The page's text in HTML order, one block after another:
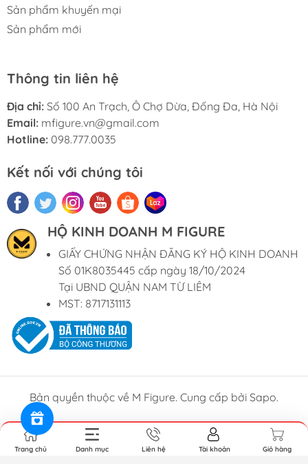
Sản phẩm khuyến mại
Sản phẩm mới
Thông tin liên hệ
Địa chỉ: Số 100 An Trạch, Ô Chợ Dừa, Đống Đa, Hà Nội
Email: mfigure.vn@gmail.com
Hotline: 098.777.0035
Kết nối với chúng tôi
HỘ KINH DOANH M FIGURE
GIẤY CHỨNG NHẬN ĐĂNG KÝ HỘ KINH DOANH
Số 01K8035445 cấp ngày 18/10/2024
Tại UBND QUẬN NAM TỪ LIÊM
MST: 8717131113
Bản quyền thuộc về M Figure. Cung cấp bởi Sapo.
Trang chủ Danh mục Liên hệ Tài khoản Giỏ hàng